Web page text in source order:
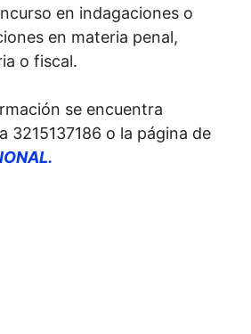
en indagaciones o
en materia penal,
o fiscal.
se encuentra
3215137186 o la página de